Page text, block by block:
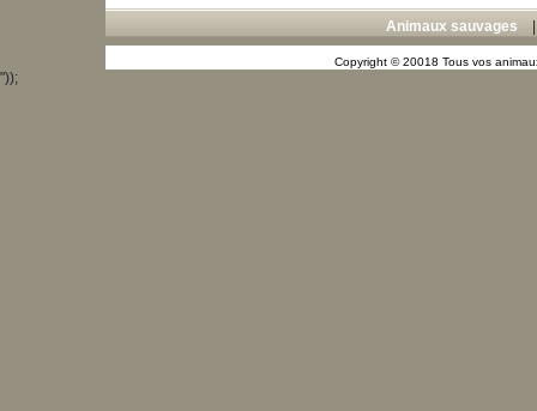
Animaux sauvages
Copyright © 20018 Tous vos
"));